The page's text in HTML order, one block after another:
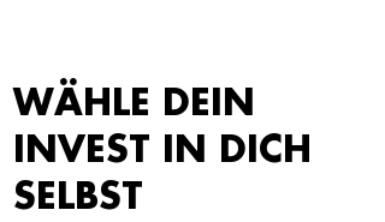
WÄHLE DEIN
INVEST IN DICH
SELBST